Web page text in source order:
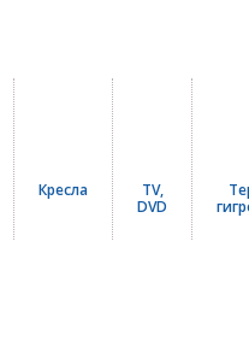
Кресла
TV,
DVD